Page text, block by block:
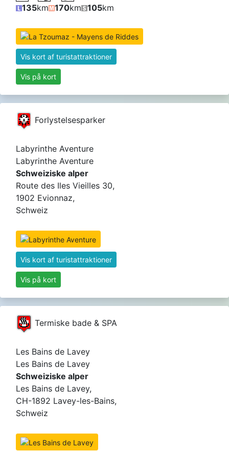
135km 170km 105km
Vis kort af turistattraktioner
Vis på kort
Forlystelsesparker
Labyrinthe Aventure
Labyrinthe Aventure
Schweiziske alper
Route des Iles Vieilles 30,
1902 Evionnaz,
Schweiz
Vis kort af turistattraktioner
Vis på kort
Termiske bade & SPA
Les Bains de Lavey
Les Bains de Lavey
Schweiziske alper
Les Bains de Lavey,
CH-1892 Lavey-les-Bains,
Schweiz